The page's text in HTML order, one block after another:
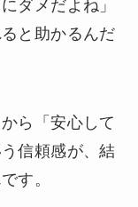
ダメだよね」
と助かるんだ
ら「安心して
信頼感が、結
す。